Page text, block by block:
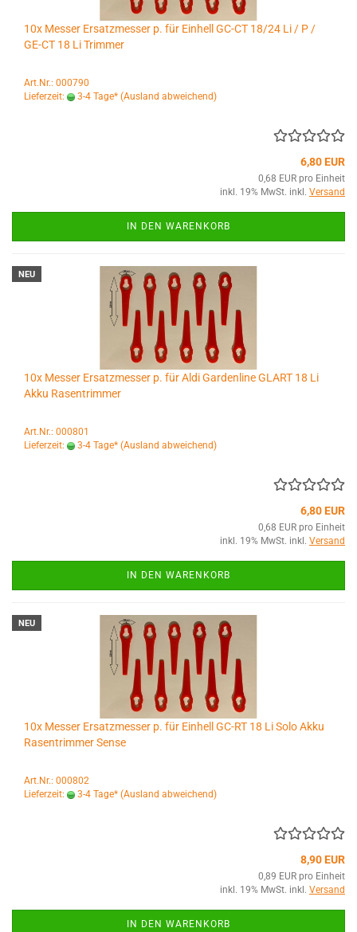
10x Messer Ersatzmesser p. für Einhell GC-CT 18/24 Li / P /
GE-CT 18 Li Trimmer
Art.Nr.: 000790
Lieferzeit:
3-4 Tage* (Ausland abweichend)
6,80 EUR
0,68 EUR pro Einheit
inkl. 19% MwSt. inkl. Versand
IN DEN WARENKORB
NEU
10x Messer Ersatzmesser p. für Aldi Gardenline GLART 18 Li
Akku Rasentrimmer
Art.Nr.: 000801
Lieferzeit:
3-4 Tage* (Ausland abweichend)
6,80 EUR
0,68 EUR pro Einheit
inkl. 19% MwSt. inkl. Versand
IN DEN WARENKORB
NEU
10x Messer Ersatzmesser p. für Einhell GC-RT 18 Li Solo Akku
Rasentrimmer Sense
Art.Nr.: 000802
Lieferzeit:
3-4 Tage* (Ausland abweichend)
8,90 EUR
0,89 EUR pro Einheit
inkl. 19% MwSt. inkl. Versand
IN DEN WARENKORB